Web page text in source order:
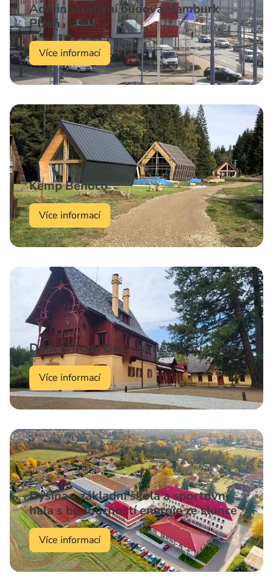
Administrativní budova Hamburk
Plzeň
Více informací
Kemp Benoco
Více informací
Dům přírody Brd - zámeček Tři trubky
Více informací
Dýšina - základní škola a sportovní
hala s budoucností energie ze slunce
Více informací